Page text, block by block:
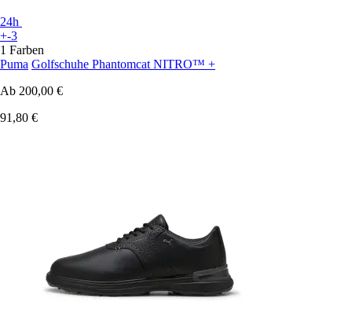
24h
+-3
1 Farben
Puma Golfschuhe Phantomcat NITRO™ +
Ab 200,00 €
91,80 €